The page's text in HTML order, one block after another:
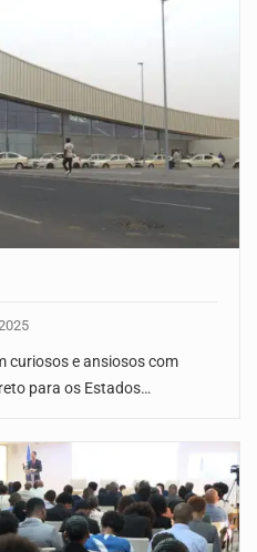
curiosos e ansiosos com
para os Estados…